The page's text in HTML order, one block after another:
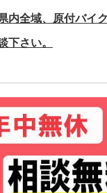
内全域、原付バイ
下さい。